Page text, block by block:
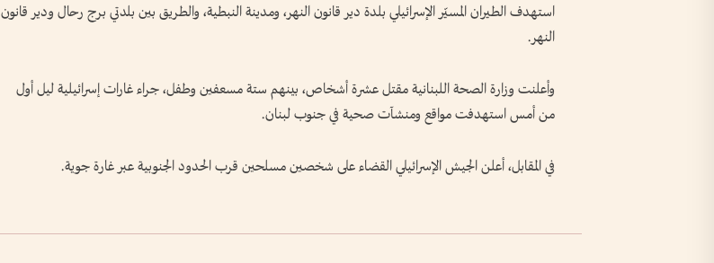
استهدف الطيران المسيّر الإسرائيلي بلدة دير قانون النهر، ومدينة النبطية، والطريق بين بلدتي برج رحال ودير قانون
النهر.
وأعلنت وزارة الصحة اللبنانية مقتل عشرة أشخاص، بينهم ستة مسعفين وطفل، جراء غارات إسرائيلية ليل أول
من أمس استهدفت مواقع ومنشآت صحية في جنوب لبنان.
في المقابل، أعلن الجيش الإسرائيلي القضاء على شخصين مسلحين قرب الحدود الجنوبية عبر غارة جوية.